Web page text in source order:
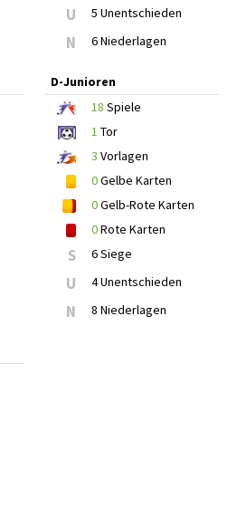
U 5 Unentschieden
N 6 Niederlagen
D-Junioren
18 Spiele
1 Tor
3 Vorlagen
0Gelbe Karten
0Gelb-Rote Karten
0Rote Karten
S 6 Siege
U 4 Unentschieden
N 8 Niederlagen